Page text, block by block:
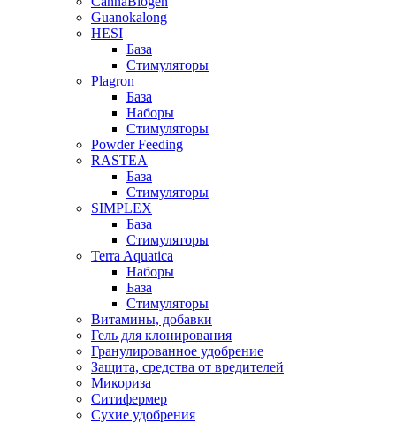
Guanokalong
HESI
База
Стимуляторы
Plagron
База
Наборы
Стимуляторы
Powder Feeding
RASTEA
База
Стимуляторы
SIMPLEX
База
Стимуляторы
Terra Aquatica
Наборы
База
Стимуляторы
Витамины, добавки
Гель для клонирования
Гранулированное удобрение
Защита, средства от вредителей
Микориза
Ситифермер
Сухие удобрения